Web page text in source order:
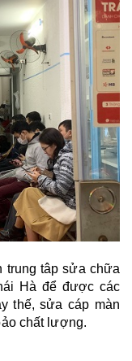
trung tâp sửa chữa
Hà để được các
thế, sửa cáp màn
chất lượng.